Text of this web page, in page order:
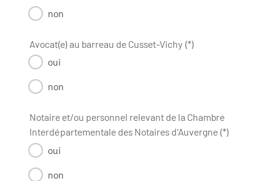
non
Avocat(e) au barreau de Cusset-Vichy (*)
oui
non
Notaire et/ou personnel relevant de la Chambre
Interdépartementale des Notaires d'Auvergne (*)
oui
non